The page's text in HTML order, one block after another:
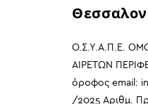
Ο.Σ.Υ.Α.Π.Ε.
ΑΙΡΕΤΩΝ
όροφος email:
/2025 Αριθμ.